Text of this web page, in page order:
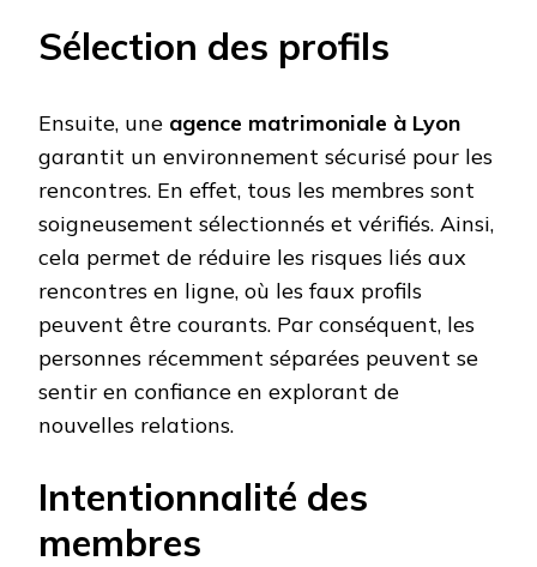
Sélection des profils
Ensuite, une agence matrimoniale à Lyon
garantit un environnement sécurisé pour les
rencontres. En effet, tous les membres sont
soigneusement sélectionnés et vérifiés. Ainsi,
cela permet de réduire les risques liés aux
rencontres en ligne, où les faux profils
peuvent être courants. Par conséquent, les
personnes récemment séparées peuvent se
sentir en confiance en explorant de
nouvelles relations.
Intentionnalité des
membres